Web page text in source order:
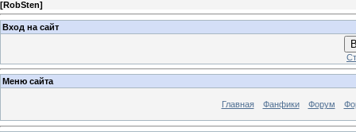
[RobSten]
Вход на сайт
Меню сайта
Главная Фанфики Форум